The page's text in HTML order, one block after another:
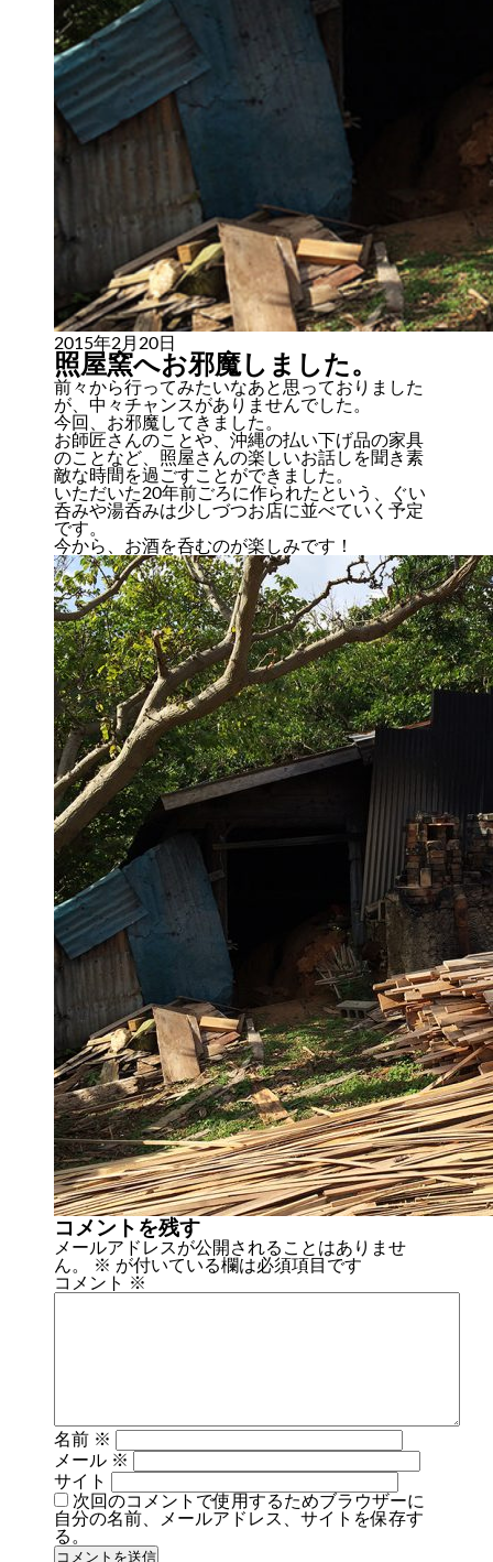
2015年2月20日
照屋窯へお邪魔しました。
前々から行ってみたいなあと思っておりました
が、中々チャンスがありませんでした。
今回、お邪魔してきました。
お師匠さんのことや、沖縄の払い下げ品の家具
のことなど、照屋さんの楽しいお話しを聞き素
敵な時間を過ごすことができました。
いただいた20年前ごろに作られたという、ぐい
呑みや湯呑みは少しづつお店に並べていく予定
です。
今から、お酒を呑むのが楽しみです！
コメントを残す
メールアドレスが公開されることはありませ
ん。
※ が付いている欄は必須項目です
コメント
※
名前 ※
メール ※
サイト
次回のコメントで使用するためブラウザーに
自分の名前、メールアドレス、サイトを保存す
る。